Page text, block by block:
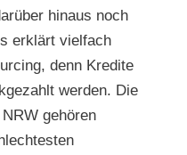
hinaus noch
erklärt vielfach
denn Kredite
werden. Die
gehören